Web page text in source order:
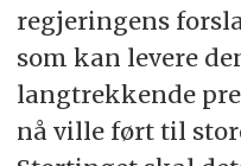
regjeringens
som kan levere
langtrekkende
nå ville ført til